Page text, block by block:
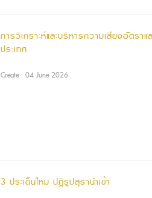
การวิเคราะห์และบริหารความเสี่ยงอัตรา
ประเทศ
Create : 04 June 2026
3 ประเด็นใหม่ ปฏิรูปสุรานำเข้า